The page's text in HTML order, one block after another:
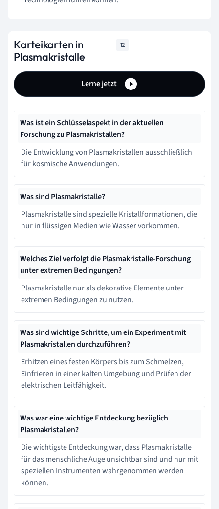
Karteikarten in
Plasmakristalle
12
Lerne jetzt
Was ist ein Schlüsselaspekt in der aktuellen
Forschung zu Plasmakristallen?
Die Entwicklung von Plasmakristallen ausschließlich
für kosmische Anwendungen.
Was sind Plasmakristalle?
Plasmakristalle sind spezielle Kristallformationen, die
nur in flüssigen Medien wie Wasser vorkommen.
Welches Ziel verfolgt die Plasmakristalle-Forschung
unter extremen Bedingungen?
Plasmakristalle nur als dekorative Elemente unter
extremen Bedingungen zu nutzen.
Was sind wichtige Schritte, um ein Experiment mit
Plasmakristallen durchzuführen?
Erhitzen eines festen Körpers bis zum Schmelzen,
Einfrieren in einer kalten Umgebung und Prüfen der
elektrischen Leitfähigkeit.
Was war eine wichtige Entdeckung bezüglich
Plasmakristallen?
Die wichtigste Entdeckung war, dass Plasmakristalle
für das menschliche Auge unsichtbar sind und nur mit
speziellen Instrumenten wahrgenommen werden
können.